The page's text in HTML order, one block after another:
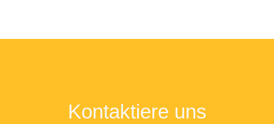
Kontaktiere uns